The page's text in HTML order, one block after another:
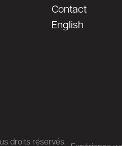
Contact
English
droits réservés.